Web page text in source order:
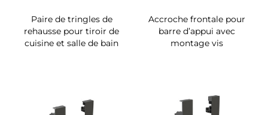
Paire de tringles de
rehausse pour tiroir de
cuisine et salle de bain
Accroche frontale pour
barre d’appui avec
montage vis